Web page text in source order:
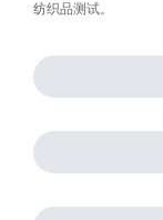
纺织品测试。